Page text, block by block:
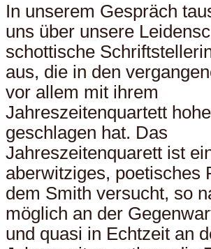
In unserem Gespräch
uns über unsere
schottische
aus, die in den
vor allem mit ihrem
Jahreszeitenquartett
geschlagen hat. Das
Jahreszeitenquarett ist
aberwitziges, poetisches
dem Smith versucht, so
möglich an der
und quasi in Echtzeit an